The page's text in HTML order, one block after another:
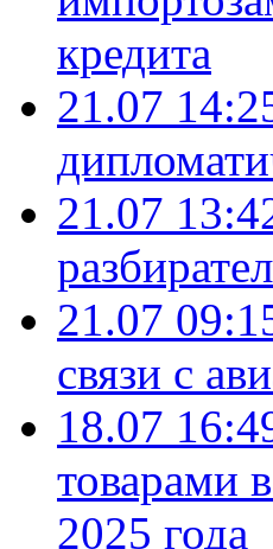
кредита
21.07
21.07
21.07
связи с
18.07
товарами
2025 года